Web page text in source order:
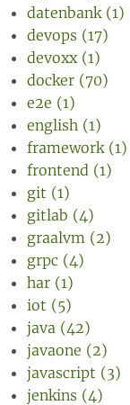
datenbank (1)
devops (17)
devoxx (1)
docker (70)
e2e (1)
english (1)
framework (1)
frontend (1)
git (1)
gitlab (4)
graalvm (2)
grpc (4)
har (1)
iot (5)
java (42)
javaone (2)
javascript (3)
jenkins (4)